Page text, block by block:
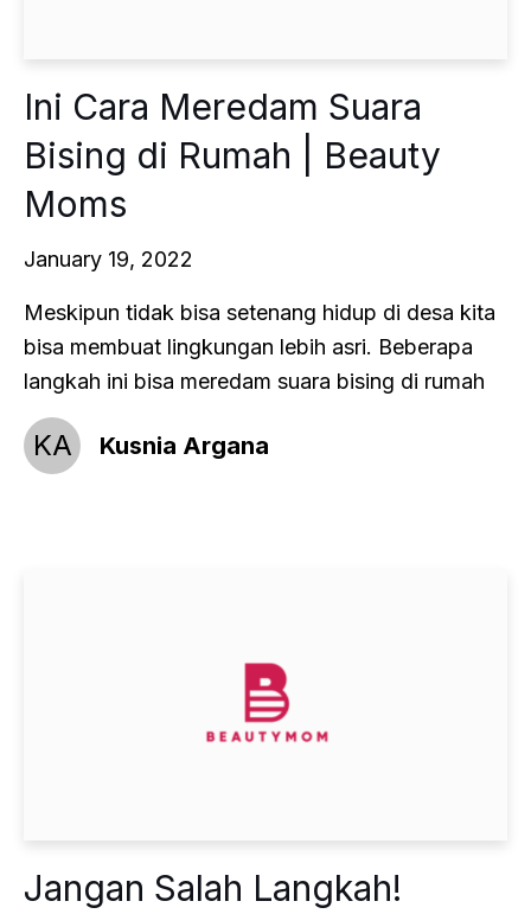
Ini Cara Meredam Suara
Bising di Rumah | Beauty
Moms
January 19, 2022
Meskipun tidak bisa setenang hidup di desa kita
bisa membuat lingkungan lebih asri. Beberapa
langkah ini bisa meredam suara bising di rumah
KA Kusnia Argana
Jangan Salah Langkah!